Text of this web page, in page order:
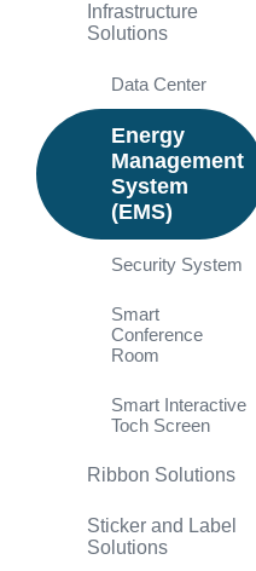
Infrastructure
Solutions
Data Center
Energy
Management
System
(EMS)
Security System
Smart
Conference
Room
Smart Interactive
Toch Screen
Ribbon Solutions
Sticker and Label
Solutions